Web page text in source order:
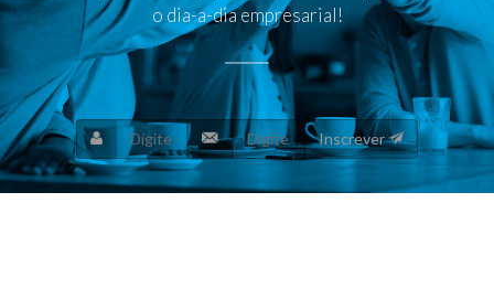
o dia-a-dia empresarial!
Inscrever